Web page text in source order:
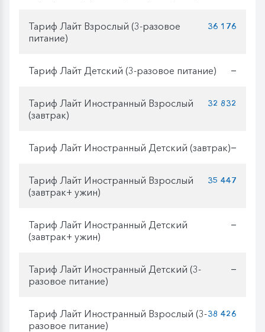
Тариф Лайт Взрослый (3-разовое
питание)
36 176
Тариф Лайт Детский (3-разовое питание) —
Тариф Лайт Иностранный Взрослый
(завтрак)
32 832
Тариф Лайт Иностранный Детский (завтрак)—
Тариф Лайт Иностранный Взрослый
(завтрак+ ужин)
35 447
Тариф Лайт Иностранный Детский
(завтрак+ ужин)
—
Тариф Лайт Иностранный Детский (3-
разовое питание)
—
Тариф Лайт Иностранный Взрослый (3-
разовое питание)
38 426